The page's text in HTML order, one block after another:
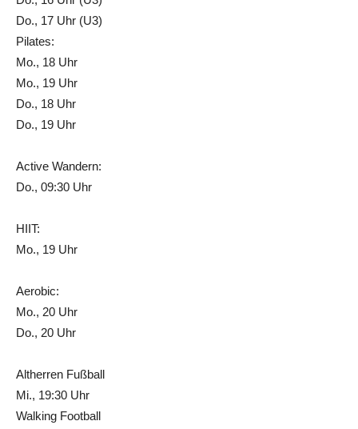
Do., 17 Uhr (U3)
Pilates:
Mo., 18 Uhr
Mo., 19 Uhr
Do., 18 Uhr
Do., 19 Uhr
Active Wandern:
Do., 09:30 Uhr
HIIT:
Mo., 19 Uhr
Aerobic:
Mo., 20 Uhr
Do., 20 Uhr
Altherren Fußball
Mi., 19:30 Uhr
Walking Football